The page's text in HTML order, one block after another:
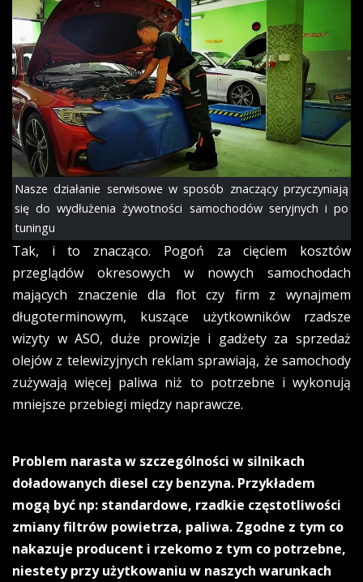
Nasze działanie serwisowe w sposób znaczący przyczyniają
się do wydłużenia żywotności samochodów seryjnych i po
tuningu
Tak, i to znacząco. Pogoń za cięciem kosztów
przeglądów okresowych w nowych samochodach
mających znaczenie dla flot czy firm z wynajmem
długoterminowym, kuszące użytkowników rzadsze
wizyty w ASO, duże prowizje i gadżety za sprzedaż
olejów z telewizyjnych reklam sprawiają, że samochody
zużywają więcej paliwa niż to potrzebne i wykonują
mniejsze przebiegi między naprawcze.
Problem narasta w szczególności w silnikach
doładowanych diesel czy benzyna. Przykładem
mogą być np: standardowe, rzadkie częstotliwości
zmiany filtrów powietrza, paliwa. Zgodne z tym co
nakazuje producent i rzekomo z tym co potrzebne,
niestety przy użytkowaniu w naszych warunkach